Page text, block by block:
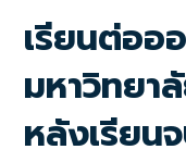
เรียนต่ออ
มหาวิทยา
หลังเรียน